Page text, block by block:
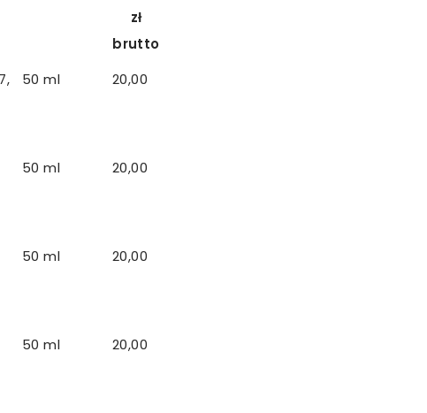
zł
brutto
Pojemność
Cena,
50 ml 20,00
50 ml 20,00
50 ml 20,00
50 ml 20,00